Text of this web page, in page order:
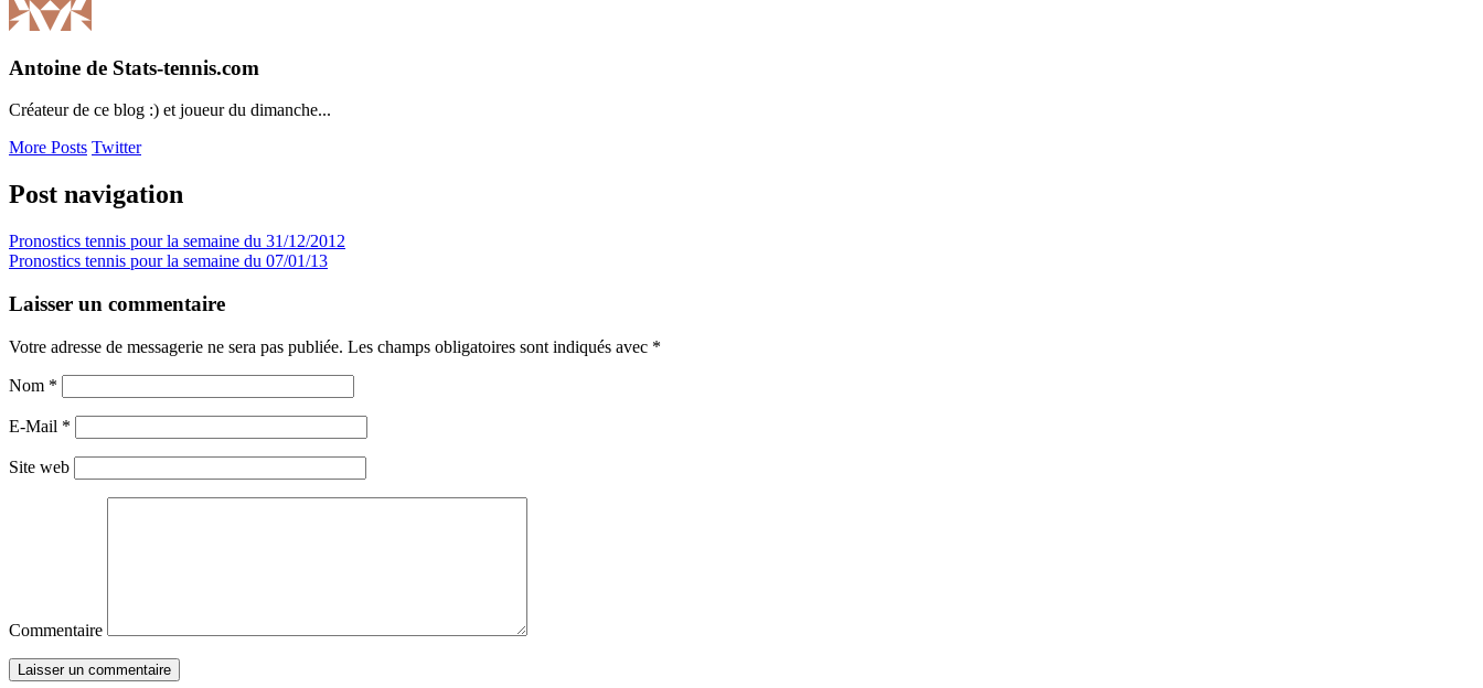
Antoine de Stats-tennis.com
Créateur de ce blog :) et joueur du dimanche...
More Posts Twitter
Post navigation
Pronostics tennis pour la semaine du 31/12/2012
Pronostics tennis pour la semaine du 07/01/13
Laisser un commentaire
Votre adresse de messagerie ne sera pas publiée. Les champs obligatoires sont indiqués avec *
Nom *
E-Mail *
Site web
Commentaire